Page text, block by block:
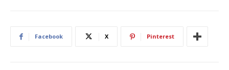
Facebook X Pinterest